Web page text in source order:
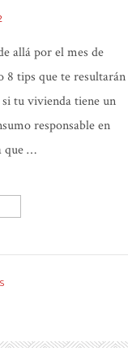
allá por el mes de
8 tips que te resultarán
tu vivienda tiene un
responsable en
que …